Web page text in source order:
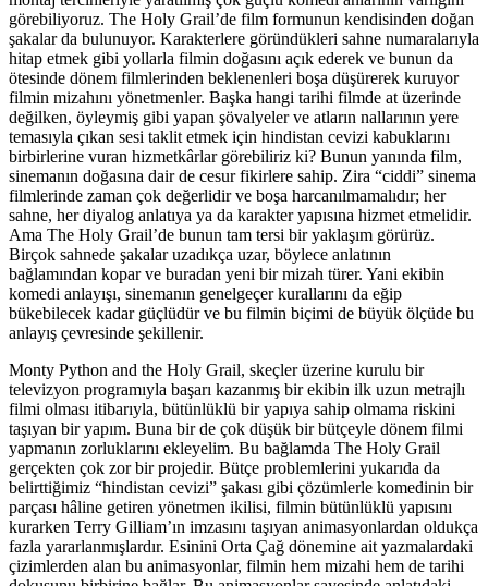
görebiliyoruz. The Holy Grail’de film formunun kendisinden doğan
şakalar da bulunuyor. Karakterlere göründükleri sahne numaralarıyla
hitap etmek gibi yollarla filmin doğasını açık ederek ve bunun da
ötesinde dönem filmlerinden beklenenleri boşa düşürerek kuruyor
filmin mizahını yönetmenler. Başka hangi tarihi filmde at üzerinde
değilken, öyleymiş gibi yapan şövalyeler ve atların nallarının yere
temasıyla çıkan sesi taklit etmek için hindistan cevizi kabuklarını
birbirlerine vuran hizmetkârlar görebiliriz ki? Bunun yanında film,
sinemanın doğasına dair de cesur fikirlere sahip. Zira “ciddi” sinema
filmlerinde zaman çok değerlidir ve boşa harcanılmamalıdır; her
sahne, her diyalog anlatıya ya da karakter yapısına hizmet etmelidir.
Ama The Holy Grail’de bunun tam tersi bir yaklaşım görürüz.
Birçok sahnede şakalar uzadıkça uzar, böylece anlatının
bağlamından kopar ve buradan yeni bir mizah türer. Yani ekibin
komedi anlayışı, sinemanın genelgeçer kurallarını da eğip
bükebilecek kadar güçlüdür ve bu filmin biçimi de büyük ölçüde bu
anlayış çevresinde şekillenir.
Monty Python and the Holy Grail, skeçler üzerine kurulu bir
televizyon programıyla başarı kazanmış bir ekibin ilk uzun metrajlı
filmi olması itibarıyla, bütünlüklü bir yapıya sahip olmama riskini
taşıyan bir yapım. Buna bir de çok düşük bir bütçeyle dönem filmi
yapmanın zorluklarını ekleyelim. Bu bağlamda The Holy Grail
gerçekten çok zor bir projedir. Bütçe problemlerini yukarıda da
belirttiğimiz “hindistan cevizi” şakası gibi çözümlerle komedinin bir
parçası hâline getiren yönetmen ikilisi, filmin bütünlüklü yapısını
kurarken Terry Gilliam’ın imzasını taşıyan animasyonlardan oldukça
fazla yararlanmışlardır. Esinini Orta Çağ dönemine ait yazmalardaki
çizimlerden alan bu animasyonlar, filmin hem mizahi hem de tarihi